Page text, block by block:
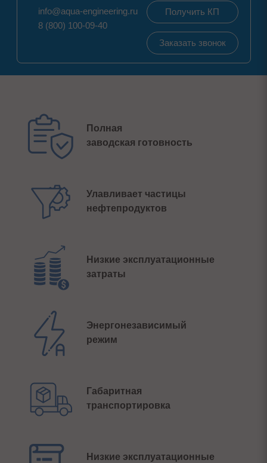
info@aqua-engineering.ru
8 (800) 100-09-40
Получить КП
Заказать звонок
Полная
заводская готовность
Улавливает частицы
нефтепродуктов
Низкие эксплуатационные
затраты
Энергонезависимый
режим
Габаритная
транспортировка
Низкие эксплуатационные